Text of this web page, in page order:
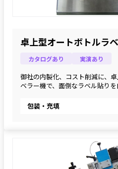
卓上型オートボトルラ
カタログあり 実演あり
御社の内製化、コスト削減に、
ベラー機で、面倒なラベル貼りを
包装・充填